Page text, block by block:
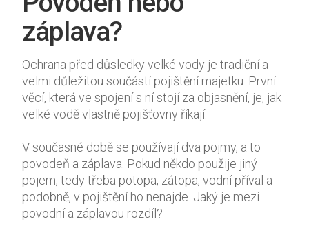
záplava?
Ochrana před důsledky velké vody je tradiční a
velmi důležitou součástí pojištění majetku. První
věcí, která ve spojení s ní stojí za objasnění, je, jak
velké vodě vlastně pojišťovny říkají.
V současné době se používají dva pojmy, a to
povodeň a záplava. Pokud někdo použije jiný
pojem, tedy třeba potopa, zátopa, vodní příval a
podobně, v pojištění ho nenajde. Jaký je mezi
povodní a záplavou rozdíl?
Nezbytné
Tyto
soubory
nejsou
volitelné.
Jsou
nezbytné
pro
fungování